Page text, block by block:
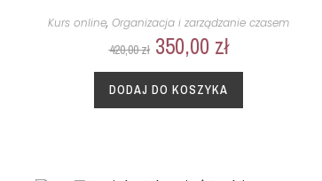
Kurs online, Organizacja i zarządzanie czasem
420,00zł 350,00 zł
DODAJ DO KOSZYKA